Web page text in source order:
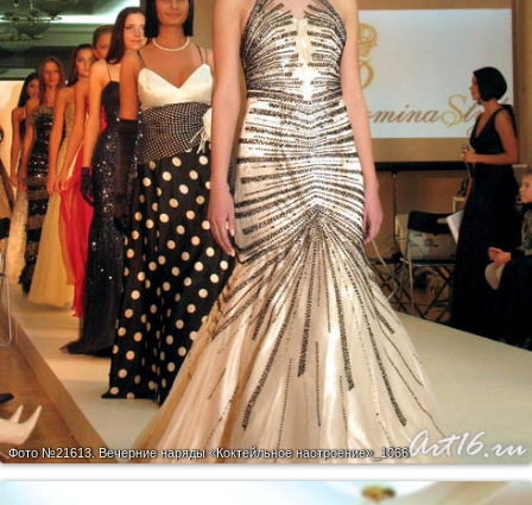
Фото №21613. Вечерние наряды «Коктейльное настроение»_1066